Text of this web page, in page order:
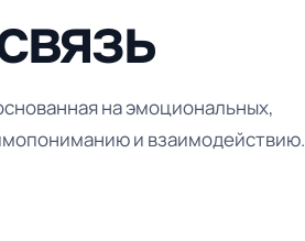
на эмоциональных,
и взаимодействию.